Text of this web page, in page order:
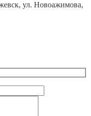
ул. Новоажимова,